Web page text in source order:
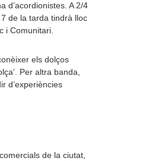
d’acordionistes. A 2/4
de la tarda tindrà lloc
i Comunitari.
els dolços
Per altra banda,
d’experiències
de la ciutat,